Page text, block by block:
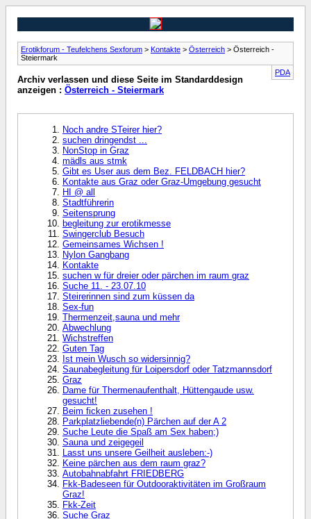
Erotikforum - Teufelchens Sexforum > Kontakte > Österreich > Österreich -
Steiermark
PDA
Archiv verlassen und diese Seite im Standarddesign
anzeigen : Österreich - Steiermark
Noch andre STeirer hier?
suchen dringendst ...
NonStop in Graz
mädls aus stmk
Gibt es User aus dem Bez. FELDBACH hier?
Kontakte aus Graz oder Graz-Umgebung gesucht
HI @ all
Stadtführerin
Seitensprung
begleitung zur erotikmesse
Swingerclub Besuch
Gemeinsames Wichsen !
Nylon Gangbang
Kontakte
suchen w für dreier oder pärchen im raum graz
Suche 11. - 23.07.10
Steirerinnen sind zum küssen da
Sex-fun
Thermenzeit,sauna und mehr
Abwechlung
Wichstreffen
Guten Tag
Ist mein Wusch so widersinnig?
Saunabegleitung für Loipersdorf oder Tatzmannsdorf
Graz
Dame für Thermenaufenthalt, Hüttengaude usw.
gesucht!
Beim ficken zusehen !
Parkplatzliebende(n) Pärchen auf der A 2
Suche Leute die Spaß am Sex haben;)
Sauna und zeigegeil
Lasst uns unsere Geilheit ausleben:-)
Keine pärchen aus dem raum graz?
Autobahnabfahrt FRIEDBERG
Fkk-Badeseen für Outdooraktivitäten im Großraum
Graz!
Fkk-Zeit
Suche Graz